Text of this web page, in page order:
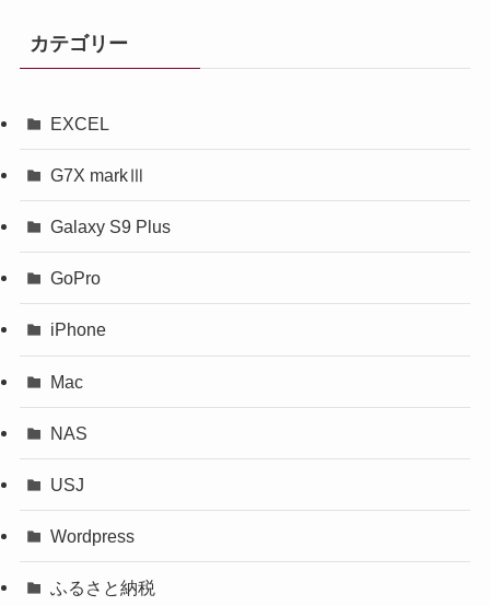
カテゴリー
EXCEL
G7X markⅢ
Galaxy S9 Plus
GoPro
iPhone
Mac
NAS
USJ
Wordpress
ふるさと納税